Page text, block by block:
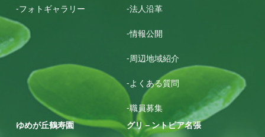
-フォトギャラリー -法人沿革
-情報公開
-周辺地域紹介
-よくある質問
-職員募集
ゆめが丘鶴寿園
グリ－ントピア名張